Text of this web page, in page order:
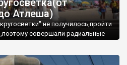
Атлеша)
не получилось,пройти
совершали радиальные